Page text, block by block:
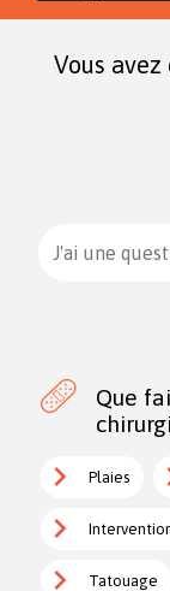
Vous avez
J'ai une
Que
Plaies
Tatouage